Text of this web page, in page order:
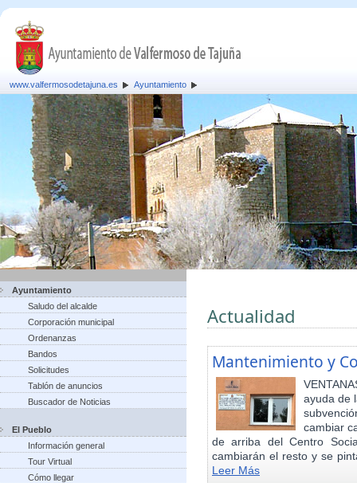
www.valfermosodetajuna.es Ayuntamiento
Ayuntamiento
Saludo del alcalde
Corporación municipal
Ordenanzas
Bandos
Solicitudes
Tablón de anuncios
Buscador de Noticias
El Pueblo
Información general
Tour Virtual
Cómo llegar
Actualidad
Mantenimiento y
ayuda de
cambiar
de arriba del Centro
cambiarán el resto y se
Leer Más